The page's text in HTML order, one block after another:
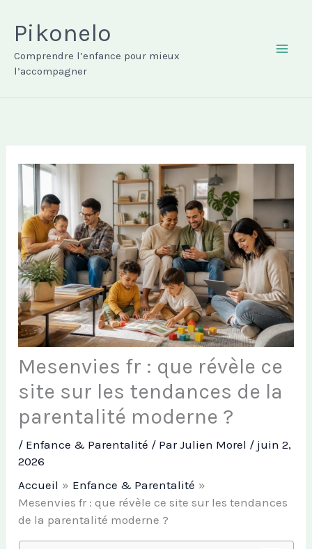
contenu
Pikonelo
Comprendre l’enfance pour mieux
l’accompagner
Mesenvies fr : que révèle ce
site sur les tendances de la
parentalité moderne ?
/ Enfance & Parentalité / ParJulien Morel / juin 2,
2026
Accueil
Enfance & Parentalité
Mesenvies fr : que révèle ce site sur les tendances
de la parentalité moderne ?